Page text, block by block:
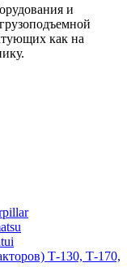
и
как на
Т-130, Т-170,